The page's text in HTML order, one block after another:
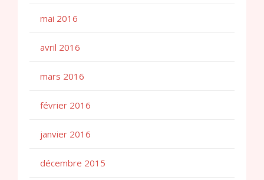
mai 2016
avril 2016
mars 2016
février 2016
janvier 2016
décembre 2015